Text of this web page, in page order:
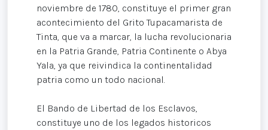
noviembre de 1780, constituye el primer gran
acontecimiento del Grito Tupacamarista de
Tinta, que va a marcar, la lucha revolucionaria
en la Patria Grande, Patria Continente o Abya
Yala, ya que reivindica la continentalidad
patria como un todo nacional.
El Bando de Libertad de los Esclavos,
constituye uno de los legados historicos